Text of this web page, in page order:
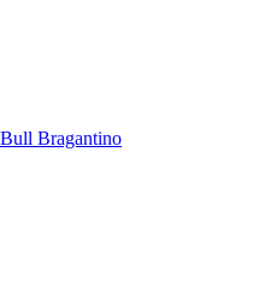
Bragantino